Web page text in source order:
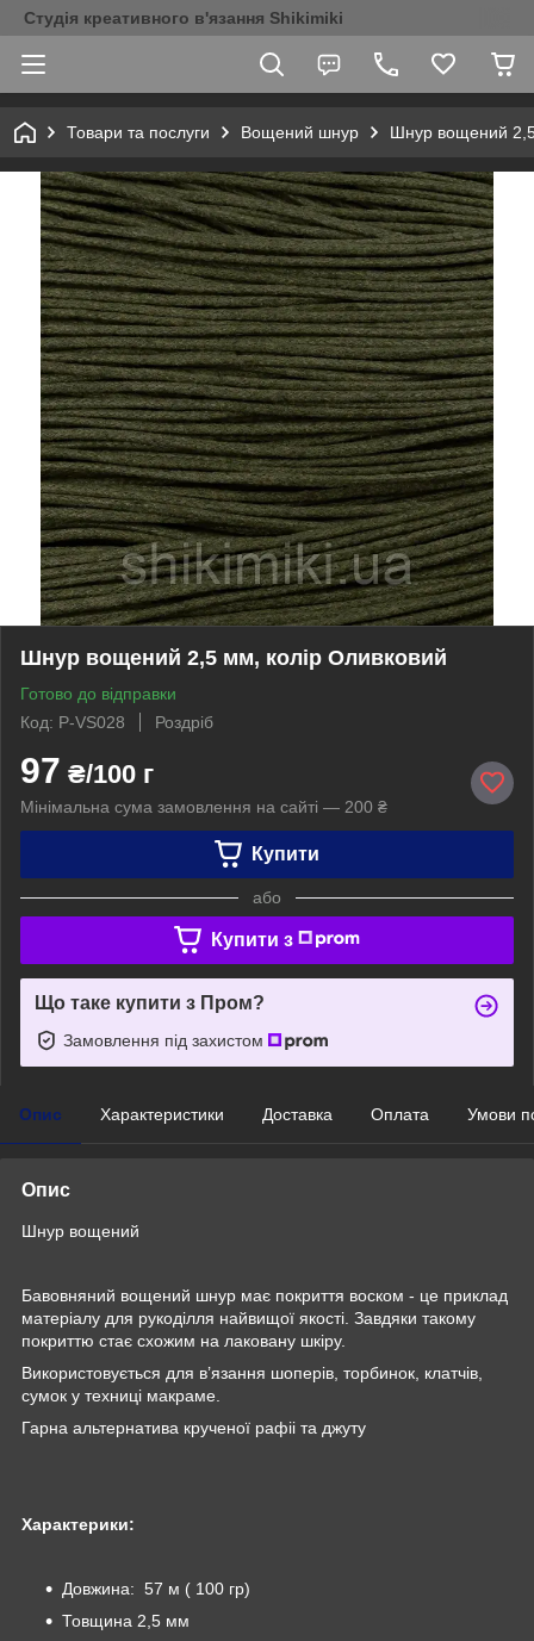
Студія креативного в'язання Shikimiki
Товари та послуги Вощений шнур Шнур вощений
Шнур вощений 2,5 мм, колір Оливковий
Готово до відправки
Код: P-VS028
Роздріб
97 ₴/100 г
Мінімальна сума замовлення на сайті — 200 ₴
Купити
або
Купити з
Що таке купити з Пром?
Замовлення під захистом
Опис Характеристики Доставка Оплата Умови
Опис
Шнур вощений
Бавовняний вощений шнур має покриття воском - це приклад
матеріалу для рукоділля найвищої якості. Завдяки такому
покриттю стає схожим на лаковану шкіру.
Використовується для в’язання шоперів, торбинок, клатчів,
сумок у техниці макраме.
Гарна альтернатива крученої рафіі та джуту
Характерики:
Довжина: 57 м ( 100 гр)
Товщина 2,5 мм